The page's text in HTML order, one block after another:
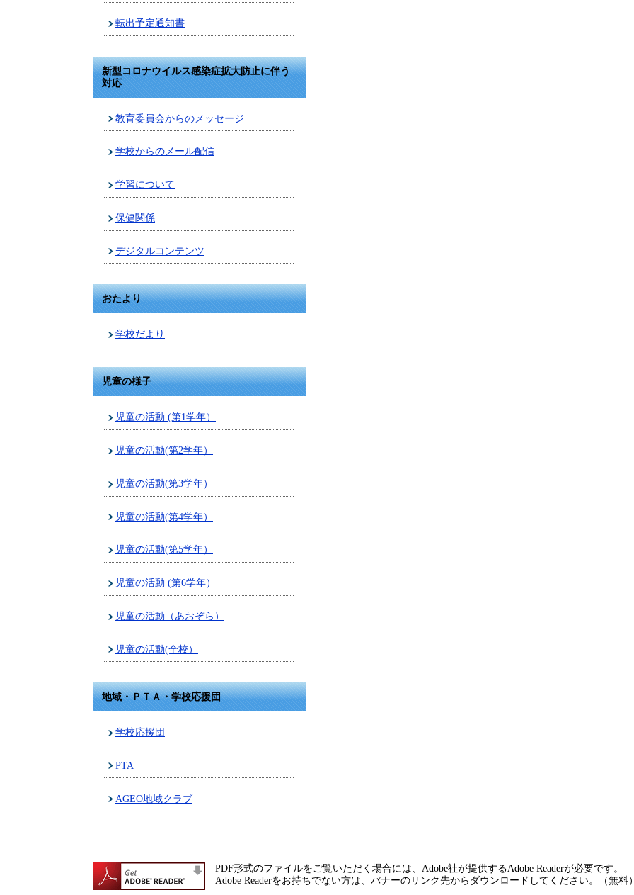
転出予定通知書
新型コロナウイルス感染症拡大防止に伴う
対応
教育委員会からのメッセージ
学校からのメール配信
学習について
保健関係
デジタルコンテンツ
おたより
学校だより
児童の様子
児童の活動 (第1学年）
児童の活動(第2学年）
児童の活動(第3学年）
児童の活動(第4学年）
児童の活動(第5学年）
児童の活動 (第6学年）
児童の活動（あおぞら）
児童の活動(全校）
地域・ＰＴＡ・学校応援団
学校応援団
PTA
AGEO地域クラブ
PDF形式のファイルをご覧いただく場合には、Adobe社が提供するAdobe Readerが必要です。
Adobe Readerをお持ちでない方は、バナーのリンク先からダウンロードしてください。（無料）